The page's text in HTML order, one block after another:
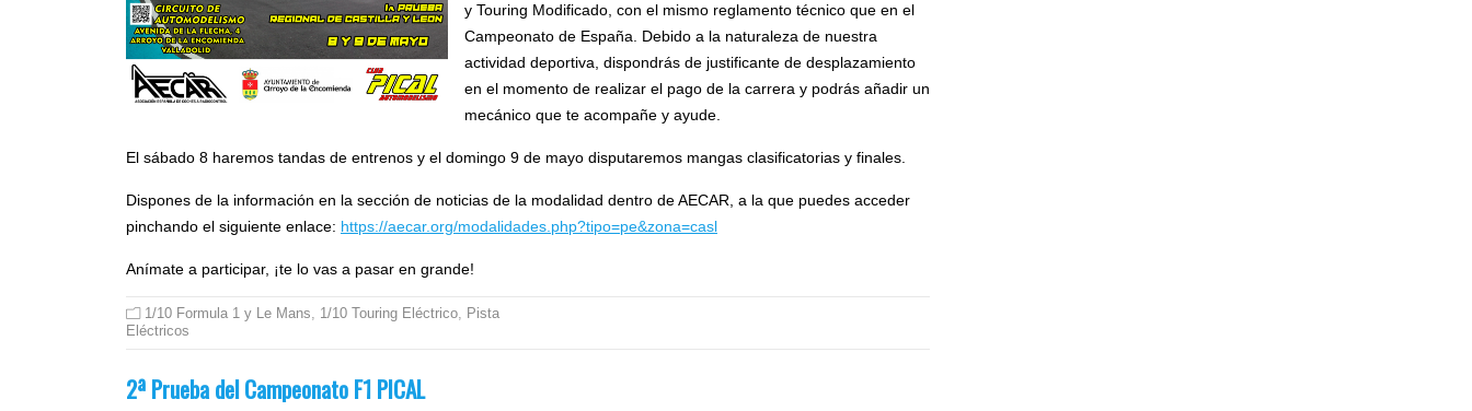
y Touring Modificado, con el mismo reglamento técnico que en el
Campeonato de España. Debido a la naturaleza de nuestra
actividad deportiva, dispondrás de justificante de desplazamiento
en el momento de realizar el pago de la carrera y podrás añadir un
mecánico que te acompañe y ayude.
El sábado 8 haremos tandas de entrenos y el domingo 9 de mayo disputaremos mangas clasificatorias y finales.
Dispones de la información en la sección de noticias de la modalidad dentro de AECAR, a la que puedes acceder
pinchando el siguiente enlace: https://aecar.org/modalidades.php?tipo=pe&zona=casl
Anímate a participar, ¡te lo vas a pasar en grande!
1/10 Formula 1 y Le Mans, 1/10 Touring Eléctrico, Pista
Eléctricos
2ª Prueba del Campeonato F1 PICAL